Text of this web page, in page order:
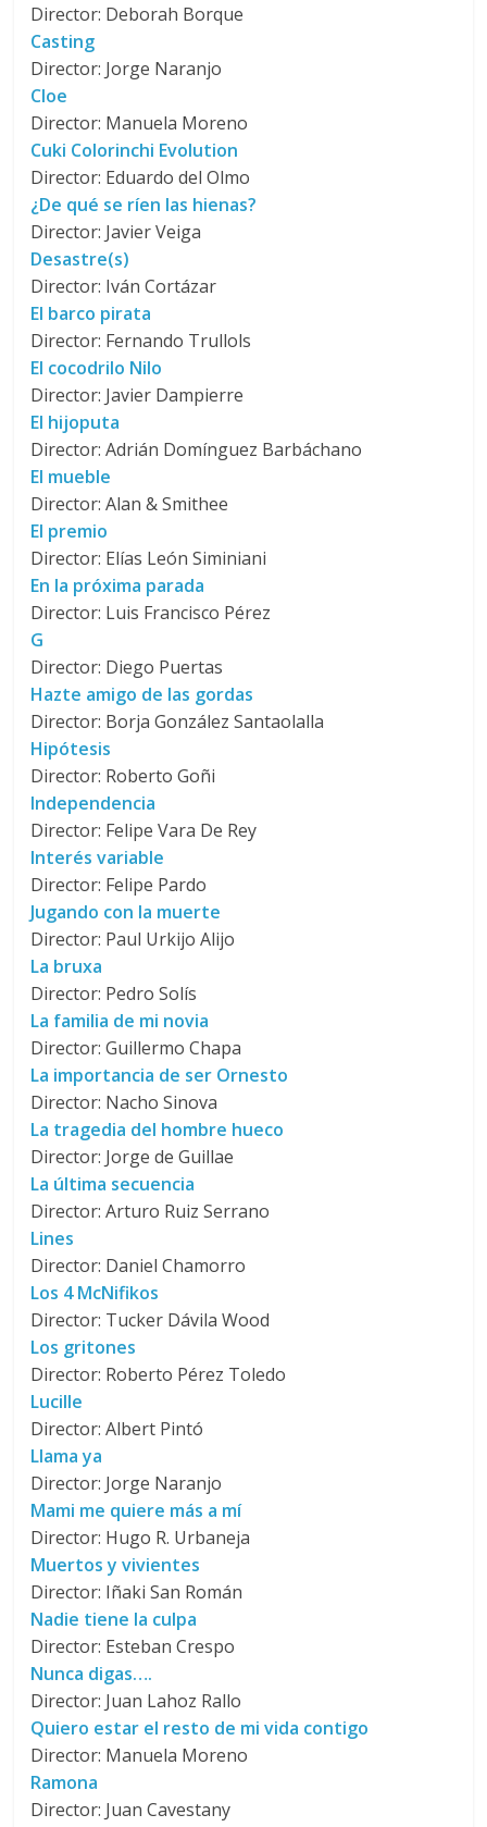
Director: Deborah Borque
Casting
Director: Jorge Naranjo
Cloe
Director: Manuela Moreno
Cuki Colorinchi Evolution
Director: Eduardo del Olmo
¿De qué se ríen las hienas?
Director: Javier Veiga
Desastre(s)
Director: Iván Cortázar
El barco pirata
Director: Fernando Trullols
El cocodrilo Nilo
Director: Javier Dampierre
El hijoputa
Director: Adrián Domínguez Barbáchano
El mueble
Director: Alan & Smithee
El premio
Director: Elías León Siminiani
En la próxima parada
Director: Luis Francisco Pérez
G
Director: Diego Puertas
Hazte amigo de las gordas
Director: Borja González Santaolalla
Hipótesis
Director: Roberto Goñi
Independencia
Director: Felipe Vara De Rey
Interés variable
Director: Felipe Pardo
Jugando con la muerte
Director: Paul Urkijo Alijo
La bruxa
Director: Pedro Solís
La familia de mi novia
Director: Guillermo Chapa
La importancia de ser Ornesto
Director: Nacho Sinova
La tragedia del hombre hueco
Director: Jorge de Guillae
La última secuencia
Director: Arturo Ruiz Serrano
Lines
Director: Daniel Chamorro
Los 4 McNifikos
Director: Tucker Dávila Wood
Los gritones
Director: Roberto Pérez Toledo
Lucille
Director: Albert Pintó
Llama ya
Director: Jorge Naranjo
Mami me quiere más a mí
Director: Hugo R. Urbaneja
Muertos y vivientes
Director: Iñaki San Román
Nadie tiene la culpa
Director: Esteban Crespo
Nunca digas….
Director: Juan Lahoz Rallo
Quiero estar el resto de mi vida contigo
Director: Manuela Moreno
Ramona
Director: Juan Cavestany